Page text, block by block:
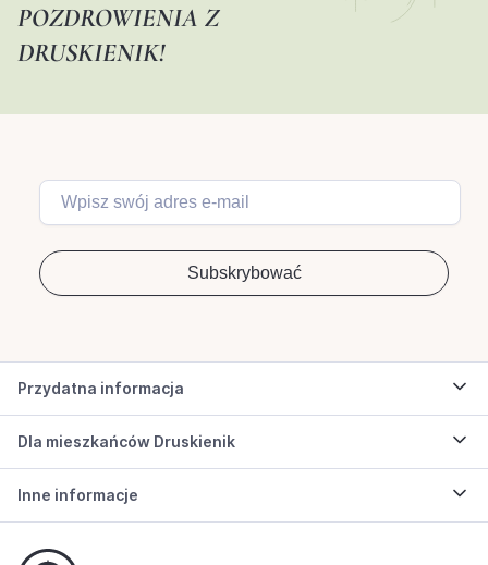
POZDROWIENIA Z
DRUSKIENIK!
Przydatna informacja
Dla mieszkańców Druskienik
Inne informacje